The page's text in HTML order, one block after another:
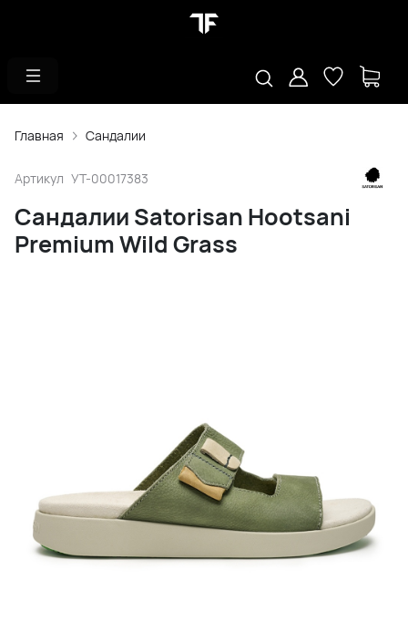
Главная Сандалии
Артикул УТ-00017383
Сандалии Satorisan Hootsani
Premium Wild Grass